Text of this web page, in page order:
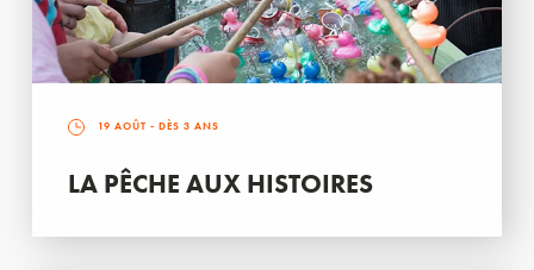
19 AOÛT - DÈS 3 ANS
LA PÊCHE AUX HISTOIRES